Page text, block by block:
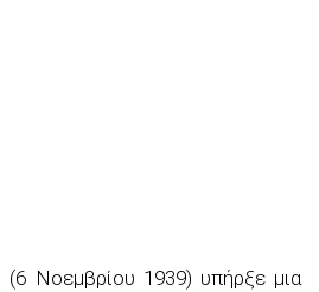
Νοεμβρίου 1939) υπήρξε μια